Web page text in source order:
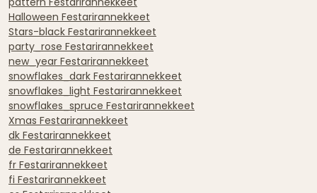
Halloween Festarirannekkeet
Stars-black Festarirannekkeet
party_rose Festarirannekkeet
new_year Festarirannekkeet
snowflakes_dark Festarirannekkeet
snowflakes_light Festarirannekkeet
snowflakes_spruce Festarirannekkeet
Xmas Festarirannekkeet
dk Festarirannekkeet
de Festarirannekkeet
fr Festarirannekkeet
fi Festarirannekkeet